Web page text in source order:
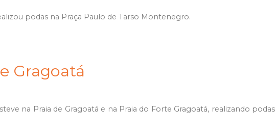
podas na Praça Paulo de Tarso Montenegro.
Gragoatá
na Praia de Gragoatá e na Praia do Forte Gragoatá, realizando podas